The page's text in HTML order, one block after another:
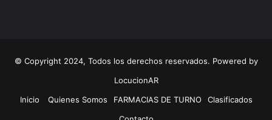
© Copyright 2024, Todos los derechos reservados. Powered by
LocucionAR
Inicio
Quienes Somos FARMACIAS DE TURNO
Clasificados